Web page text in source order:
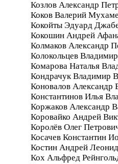
Козлов Александр
Коков Валерий
Кокойты Эдуард
Кокошин Андрей
Колмаков Александр
Колокольцев
Комарова Наталья
Кондрачук Владимир
Коновалов Александр
Константинов Илья
Коржаков Александр
Коровайко Андрей
Королёв Олег
Косачев Константин
Костин Андрей
Кох Альфред